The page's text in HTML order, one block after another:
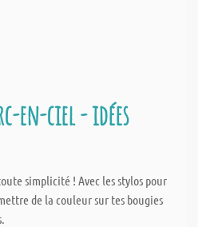
en-ciel - idées
simplicité ! Avec les stylos pour
de la couleur sur tes bougies